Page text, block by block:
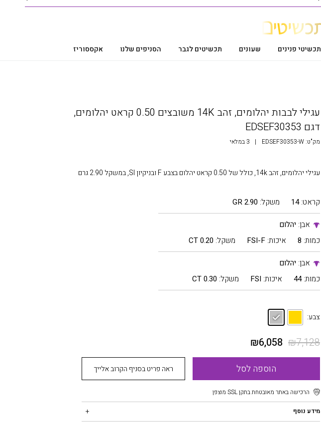
תכשיטי פנינים שעונים תכשיטים לגבר הסניפים שלנו אקססוריז
עגילי לבבות יהלומים, זהב 14K משובצים 0.50 קראט יהלומים,
דגם EDSEF30353
מק"ט:EDSEF30353-W
| 3 במלאי
צבע:
₪7,128
₪6,058
הוספה לסל ראה פריט בסניף הקרוב אלייך
הרכישה באתר מאובטחת בתקן SSL מוצפן
עגילי יהלומים, זהב 14k, כולל של 0.50 קראט יהלום בצבע F ובניקיון SI, במשקל 2.90 גרם
קראט:14 משקל: 2.90 GR
אבן:יהלום
כמות: 8 איכות: FSI-F משקל: 0.20 CT
אבן:יהלום
כמות:44 איכות: FSI משקל: 0.30 CT
מידע נוסף